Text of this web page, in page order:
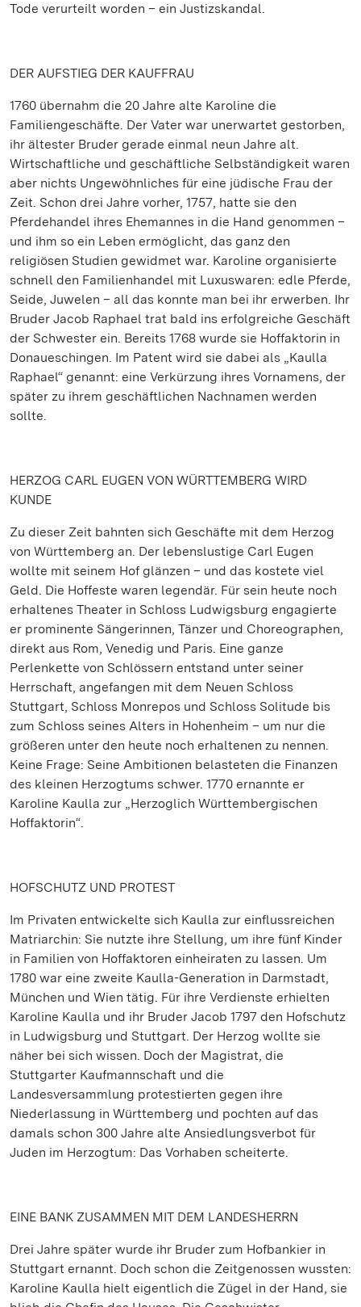
Tode verurteilt worden – ein Justizskandal.
DER AUFSTIEG DER KAUFFRAU
1760 übernahm die 20 Jahre alte Karoline die
Familiengeschäfte. Der Vater war unerwartet gestorben,
ihr ältester Bruder gerade einmal neun Jahre alt.
Wirtschaftliche und geschäftliche Selbständigkeit waren
aber nichts Ungewöhnliches für eine jüdische Frau der
Zeit. Schon drei Jahre vorher, 1757, hatte sie den
Pferdehandel ihres Ehemannes in die Hand genommen –
und ihm so ein Leben ermöglicht, das ganz den
religiösen Studien gewidmet war. Karoline organisierte
schnell den Familienhandel mit Luxuswaren: edle Pferde,
Seide, Juwelen – all das konnte man bei ihr erwerben. Ihr
Bruder Jacob Raphael trat bald ins erfolgreiche Geschäft
der Schwester ein. Bereits 1768 wurde sie Hoffaktorin in
Donaueschingen. Im Patent wird sie dabei als „Kaulla
Raphael“ genannt: eine Verkürzung ihres Vornamens, der
später zu ihrem geschäftlichen Nachnamen werden
sollte.
HERZOG CARL EUGEN VON WÜRTTEMBERG WIRD
KUNDE
Zu dieser Zeit bahnten sich Geschäfte mit dem Herzog
von Württemberg an. Der lebenslustige Carl Eugen
wollte mit seinem Hof glänzen – und das kostete viel
Geld. Die Hoffeste waren legendär. Für sein heute noch
erhaltenes Theater in Schloss Ludwigsburg engagierte
er prominente Sängerinnen, Tänzer und Choreographen,
direkt aus Rom, Venedig und Paris. Eine ganze
Perlenkette von Schlössern entstand unter seiner
Herrschaft, angefangen mit dem Neuen Schloss
Stuttgart, Schloss Monrepos und Schloss Solitude bis
zum Schloss seines Alters in Hohenheim – um nur die
größeren unter den heute noch erhaltenen zu nennen.
Keine Frage: Seine Ambitionen belasteten die Finanzen
des kleinen Herzogtums schwer. 1770 ernannte er
Karoline Kaulla zur „Herzoglich Württembergischen
Hoffaktorin“.
HOFSCHUTZ UND PROTEST
Im Privaten entwickelte sich Kaulla zur einflussreichen
Matriarchin: Sie nutzte ihre Stellung, um ihre fünf Kinder
in Familien von Hoffaktoren einheiraten zu lassen. Um
1780 war eine zweite Kaulla-Generation in Darmstadt,
München und Wien tätig. Für ihre Verdienste erhielten
Karoline Kaulla und ihr Bruder Jacob 1797 den Hofschutz
in Ludwigsburg und Stuttgart. Der Herzog wollte sie
näher bei sich wissen. Doch der Magistrat, die
Stuttgarter Kaufmannschaft und die
Landesversammlung protestierten gegen ihre
Niederlassung in Württemberg und pochten auf das
damals schon 300 Jahre alte Ansiedlungsverbot für
Juden im Herzogtum: Das Vorhaben scheiterte.
EINE BANK ZUSAMMEN MIT DEM LANDESHERRN
Drei Jahre später wurde ihr Bruder zum Hofbankier in
Stuttgart ernannt. Doch schon die Zeitgenossen wussten:
Karoline Kaulla hielt eigentlich die Zügel in der Hand, sie